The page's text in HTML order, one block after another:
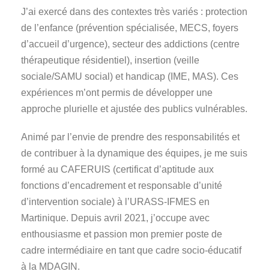
J’ai exercé dans des contextes très variés : protection
de l’enfance (prévention spécialisée, MECS, foyers
d’accueil d’urgence), secteur des addictions (centre
thérapeutique résidentiel), insertion (veille
sociale/SAMU social) et handicap (IME, MAS). Ces
expériences m’ont permis de développer une
approche plurielle et ajustée des publics vulnérables.
Animé par l’envie de prendre des responsabilités et
de contribuer à la dynamique des équipes, je me suis
formé au CAFERUIS (certificat d’aptitude aux
fonctions d’encadrement et responsable d’unité
d’intervention sociale) à l’URASS-IFMES en
Martinique. Depuis avril 2021, j’occupe avec
enthousiasme et passion mon premier poste de
cadre intermédiaire en tant que cadre socio-éducatif
à la MDAGIN.